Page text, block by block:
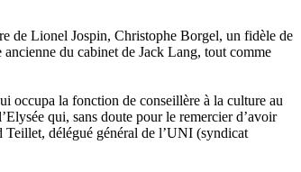
de Lionel Jospin, Christophe Borgel, un fidèle de
du cabinet de Jack Lang, tout comme
occupa la fonction de conseillère à la culture au
qui, sans doute pour le remercier d’avoir
Teillet, délégué général de l’UNI (syndicat